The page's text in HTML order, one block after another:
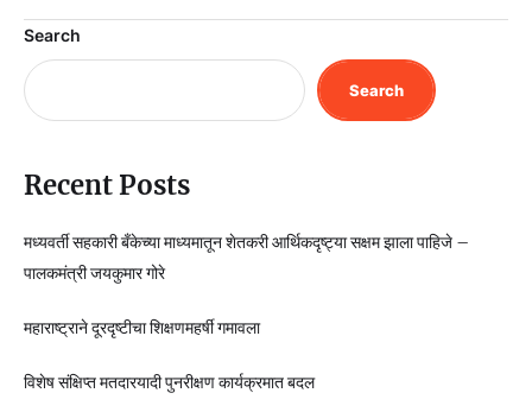
Search
Search
Recent Posts
मध्यवर्ती सहकारी बँकेच्या माध्यमातून शेतकरी आर्थिकदृष्ट्या सक्षम झाला पाहिजे –
पालकमंत्री जयकुमार गोरे
महाराष्ट्राने दूरदृष्टीचा शिक्षणमहर्षी गमावला
विशेष संक्षिप्त मतदारयादी पुनरीक्षण कार्यक्रमात बदल